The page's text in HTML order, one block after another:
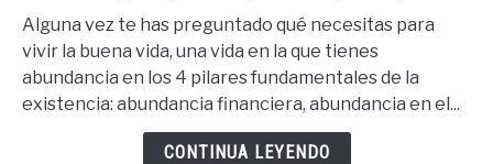
67
Pasos
Para
Alguna vez te has preguntado qué necesitas para
vivir la buena vida, una vida en la que tienes
abundancia en los 4 pilares fundamentales de la
existencia: abundancia financiera, abundancia en el...
CONTINUA LEYENDO